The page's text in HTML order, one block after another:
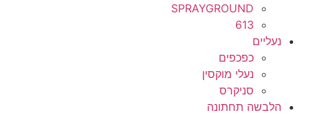
SPRAYGROUND
613
נעליים
כפכפים
נעלי מוקסין
סניקרס
הלבשה תחתונה